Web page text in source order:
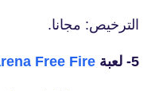
الترخيص: مجانا.
5- لعبة Free Fire